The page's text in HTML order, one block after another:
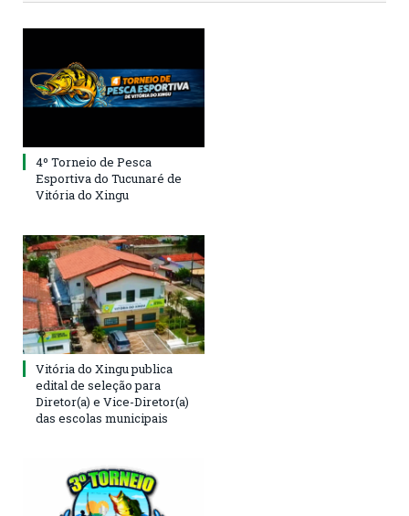
4º Torneio de Pesca
Esportiva do Tucunaré de
Vitória do Xingu
Vitória do Xingu publica
edital de seleção para
Diretor(a) e Vice-Diretor(a)
das escolas municipais